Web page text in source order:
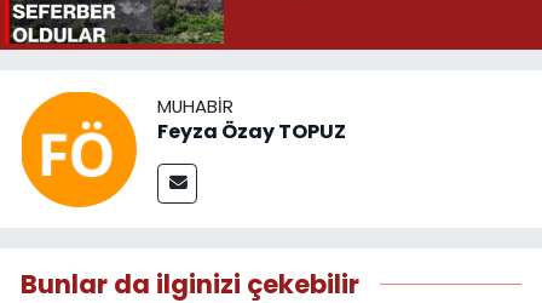
MUHABIR
Feyza Özay TOPUZ
Bunlar da ilginizi çekebilir